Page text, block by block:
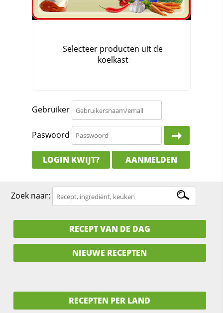
Gebruiker
Paswoord
LOGIN KWIJT? AANMELDEN
Zoek naar:
RECEPT VAN DE DAG
NIEUWE RECEPTEN
RECEPTEN PER LAND